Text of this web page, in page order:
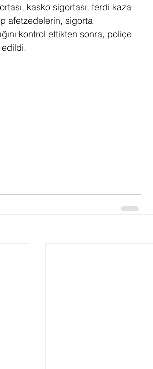
kasko sigortası, ferdi kaza
afetzedelerin, sigorta
kontrol ettikten sonra, poliçe
edildi.